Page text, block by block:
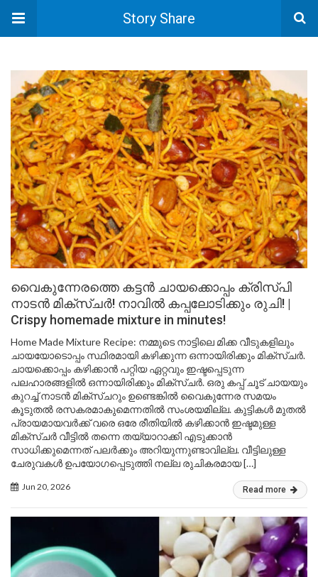
Story Share
വൈകുന്നേരത്തെ കട്ടൻ ചായക്കൊപ്പം ക്രിസ്പി
നാടൻ മിക്സ്ചർ! നാവിൽ കപ്പലോടിക്കും രുചി! |
Crispy homemade mixture in minutes!
Home Made Mixture Recipe: നമ്മുടെ നാട്ടിലെ മിക്ക വീടുകളിലും
ചായയോടൊപ്പം സ്ഥിരമായി കഴിക്കുന്ന ഒന്നായിരിക്കും മിക്സ്ചർ.
ചായക്കൊപ്പം കഴിക്കാൻ പറ്റിയ ഏറ്റവും ഇഷ്ടപ്പെടുന്ന
പലഹാരങ്ങളിൽ ഒന്നായിരിക്കും മിക്സ്ചർ. ഒരു കപ്പ് ചൂട് ചായയും
കുറച്ച് നാടൻ മിക്സ്ചറും ഉണ്ടെങ്കിൽ വൈകുന്നേര സമയം
കൂടുതൽ രസകരമാകുമെന്നതിൽ സംശയമില്ല. കുട്ടികൾ മുതൽ
പ്രായമായവർക്ക് വരെ ഒരേ രീതിയിൽ കഴിക്കാൻ ഇഷ്ടമുള്ള
മിക്സ്ചർ വീട്ടിൽ തന്നെ തയ്യാറാക്കി എടുക്കാൻ
സാധിക്കുമെന്നത് പലർക്കും അറിയുന്നുണ്ടാവില്ല. വീട്ടിലുള്ള
ചേരുവകൾ ഉപയോഗപ്പെടുത്തി നല്ല രുചികരമായ […]
Jun 20, 2026 Read more